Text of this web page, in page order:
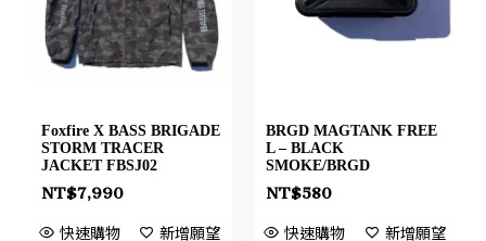
Foxfire X BASS BRIGADE
STORM TRACER
JACKET FBSJ02
NT$7,990
快速購物 新增願望
BRGD MAGTANK FREE
L – BLACK
SMOKE/BRGD
NT$580
快速購物 新增願望